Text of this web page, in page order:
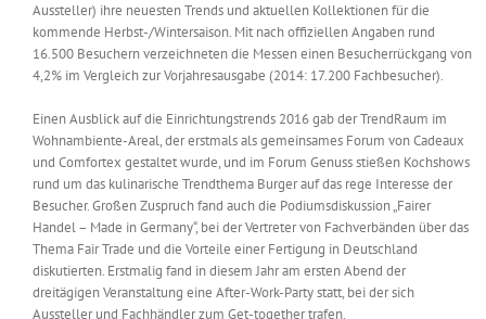
Product Guide
Jobshop
Suche
nach:
Aussteller) ihre neuesten Trends und aktuellen Kollektionen für die
kommende Herbst-/Wintersaison. Mit nach offiziellen Angaben rund
16.500 Besuchern verzeichneten die Messen einen Besucherrückgang von
4,2% im Vergleich zur Vorjahresausgabe (2014: 17.200 Fachbesucher).
Einen Ausblick auf die Einrichtungstrends 2016 gab der TrendRaum im
Wohnambiente-Areal, der erstmals als gemeinsames Forum von Cadeaux
und Comfortex gestaltet wurde, und im Forum Genuss stießen Kochshows
rund um das kulinarische Trendthema Burger auf das rege Interesse der
Besucher. Großen Zuspruch fand auch die Podiumsdiskussion „Fairer
Handel – Made in Germany“, bei der Vertreter von Fachverbänden über das
Thema Fair Trade und die Vorteile einer Fertigung in Deutschland
diskutierten. Erstmalig fand in diesem Jahr am ersten Abend der
dreitägigen Veranstaltung eine After-Work-Party statt, bei der sich
Aussteller und Fachhändler zum Get-together trafen.